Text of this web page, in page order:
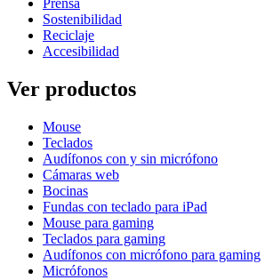
Prensa
Sostenibilidad
Reciclaje
Accesibilidad
Ver productos
Mouse
Teclados
Audífonos con y sin micrófono
Cámaras web
Bocinas
Fundas con teclado para iPad
Mouse para gaming
Teclados para gaming
Audífonos con micrófono para gaming
Micrófonos